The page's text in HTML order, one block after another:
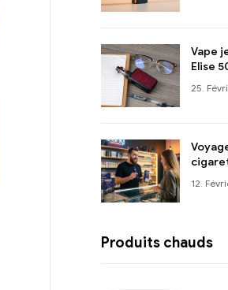
Vape
Elise
25.
12.
Produits chauds